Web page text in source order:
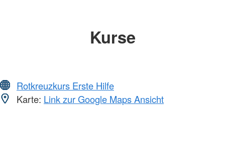
Kurse
Rotkreuzkurs Erste Hilfe
Karte: Link zur Google Maps Ansicht